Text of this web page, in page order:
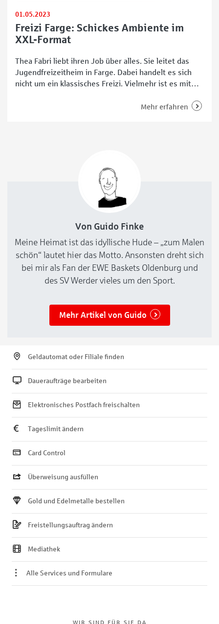
01.05.2023
Freizi Farge: Schickes Ambiente im
XXL-Format
Thea Fabri liebt ihren Job über alles. Sie leitet das
Jugendfreizeitheim in Farge. Dabei handelt es sich
nicht um ein klassisches Freizi. Vielmehr ist es mit
errichtete Gebäude mit schickem Reetdach sticht
Mehr erfahren
Von Guido Finke
Meine Heimat ist das idyllische Hude – „zum Malen
schön“ lautet hier das Motto. Ansonsten dreht sich
bei mir als Fan der EWE Baskets Oldenburg und
des SV Werder vieles um den Sport.
Mehr Artikel von Guido
WIR SIND FÜR SIE DA
Geldautomat oder Filiale finden
Daueraufträge bearbeiten
Elektronisches Postfach freischalten
Tageslimit ändern
Card Control
Überweisung ausfüllen
Gold und Edelmetalle bestellen
Freistellungsauftrag ändern
Mediathek
Alle Services und Formulare